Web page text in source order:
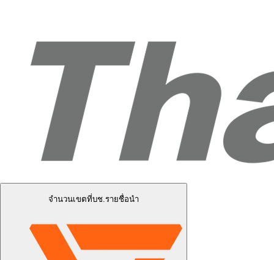
จำนวนเขตที่บช.รายชื่อนำ